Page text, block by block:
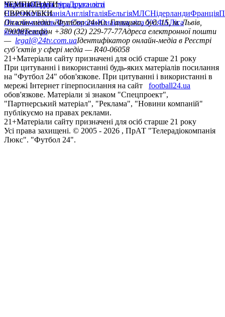
мережі Інтернет гіперпосилання на сайт football24.ua
обов'язкове. Матеріали зі знаком "Спецпроект",
"Партнерський матеріал", "Реклама", "Новини компаній"
публікуємо на правах реклами.
21+Матеріали сайту призначені для осіб старше 21 року
Усi права захищенi. © 2005 -2026, ПрАТ "Телерадіокомпанія
Люкс". "Футбол 24".